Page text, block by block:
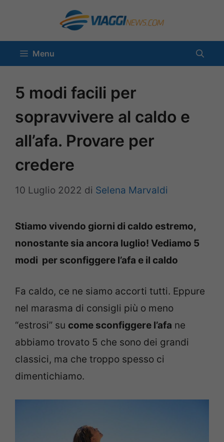
contenuto
Menu
5 modi facili per
sopravvivere al caldo e
all’afa. Provare per
credere
10 Luglio 2022 di Selena Marvaldi
Stiamo vivendo giorni di caldo estremo,
nonostante sia ancora luglio! Vediamo 5
modi per sconfiggere l’afa e il caldo
Fa caldo, ce ne siamo accorti tutti. Eppure
nel marasma di consigli più o meno
“estrosi” su come sconfiggere l’afa ne
abbiamo trovato 5 che sono dei grandi
classici, ma che troppo spesso ci
dimentichiamo.